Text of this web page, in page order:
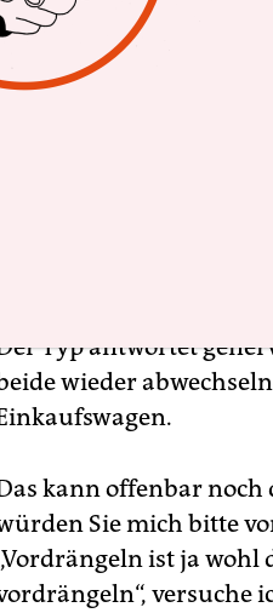
Typ antwortet
wieder
kann offenbar noch
Sie mich bitte
ist ja wohl
versuche